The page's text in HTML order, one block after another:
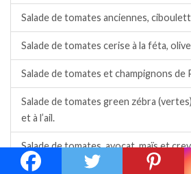
Salade de tomates anciennes,
Salade de tomates cerise à la féta,
Salade de tomates et champignons de
Salade de tomates green zébra
et à l’ail.
Salade de tomates, avocat, maïs et